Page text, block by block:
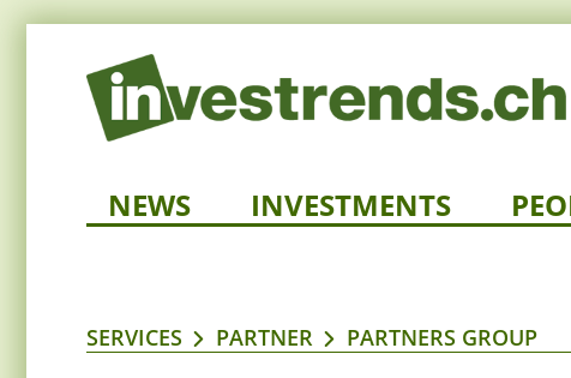
NEWS INVESTMENTS
SERVICES PARTNER PARTNERS GROUP